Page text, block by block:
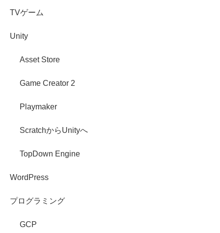
TVゲーム
Unity
Asset Store
Game Creator 2
Playmaker
ScratchからUnityへ
TopDown Engine
WordPress
プログラミング
GCP